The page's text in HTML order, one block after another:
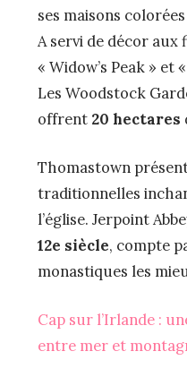
ses maisons
A servi de décor aux
« Widow’s Peak » et
Les Woodstock
offrent 20 hectares
Thomastown
traditionnelles
l’église. Jerpoint
12e siècle, compte
monastiques les
Cap sur l’Irlande :
entre mer et